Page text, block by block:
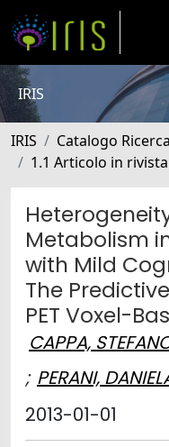
IRIS
IRIS Catalogo Ricerca
1.1 Articolo in rivista
Metabolism
with Mild
The
PET Voxel-
CAPPA,
; PERANI,
2013-01-01